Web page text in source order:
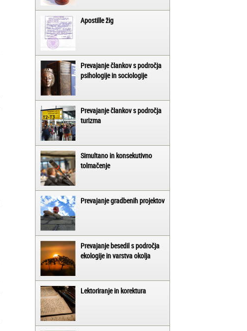
Apostille žig
Prevajanje člankov s področja
psihologije in sociologije
Prevajanje člankov s področja
turizma
Simultano in konsekutivno
tolmačenje
Prevajanje gradbenih projektov
Prevajanje besedil s področja
ekologije in varstva okolja
Lektoriranje in korektura